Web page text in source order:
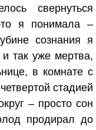
свернуться
я понимала –
сознания я
так уже мертва,
в комнате с
стадией
– просто сон
продирал до